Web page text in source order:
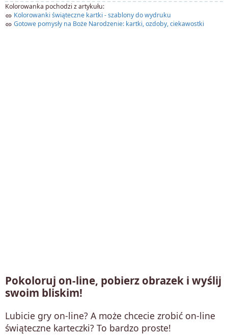
Kolorowanka pochodzi z artykułu:
link Kolorowanki świąteczne kartki - szablony do wydruku
link Gotowe pomysły na Boże Narodzenie: kartki, ozdoby, ciekawostki
Pokoloruj on-line, pobierz obrazek i wyślij
swoim bliskim!
Lubicie gry on-line? A może chcecie zrobić on-line
świąteczne karteczki? To bardzo proste!